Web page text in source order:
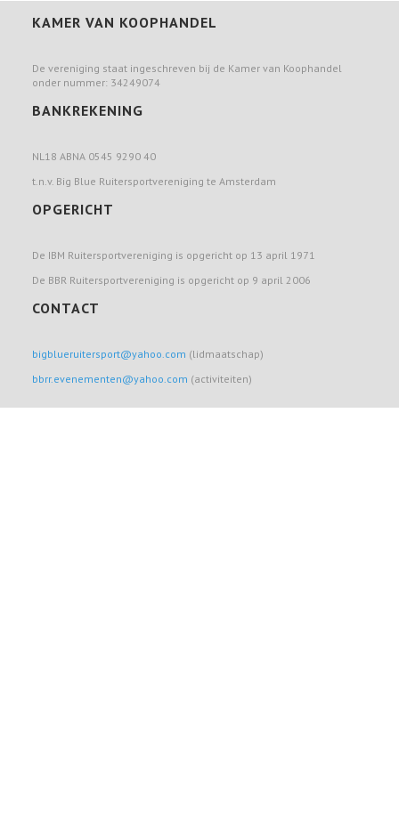
KAMER VAN KOOPHANDEL
De vereniging staat ingeschreven bij de Kamer van Koophandel
onder nummer: 34249074
BANKREKENING
NL18 ABNA 0545 9290 40
t.n.v. Big Blue Ruitersportvereniging te Amsterdam
OPGERICHT
De IBM Ruitersportvereniging is opgericht op 13 april 1971
De BBR Ruitersportvereniging is opgericht op 9 april 2006
CONTACT
bigblueruitersport@yahoo.com (lidmaatschap)
bbrr.evenementen@yahoo.com (activiteiten)